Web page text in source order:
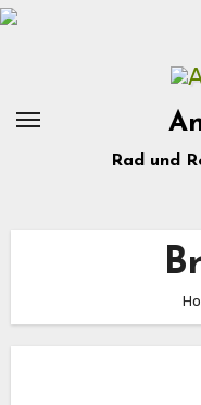
Zum
Rad und